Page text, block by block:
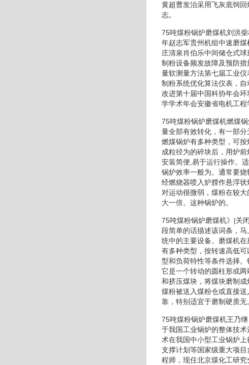
黄超曹发治采用飞灰底饲
志。
75吨煤粉锅炉磨煤机刘洪
年赵志军贵州机组中速磨
庄清泉肖伯乐中间储仓式
制粉设备频发故障及预防
量软测量方法第七届工业
制粉系统优化算法仪表，
改进第十届中国科协年会
学学术年会安徽省电机工程
75吨煤粉锅炉磨煤机燃煤
量全部有效转化，有一部
燃煤锅炉有多种类型，可
成粒径为的碎块后，用炉
安装简便,易于运行操作。
锅炉效率一般为。通常要
经燃烧器喷入炉膛作悬浮
对运动很微弱，煤粉在较
大一倍。这种锅炉的。
75吨煤粉锅炉磨煤机》|关
段简单的话描述该词条，
统中的主要设备。磨煤机
有多种类型，按转速高低
型和负荷特性等条件选择
它是一个转动的圆柱形或
和挤压煤块，将煤块磨制
煤粉被送入煤粉仓或直接
靠，特别适宜于磨制硬质无
75吨煤粉锅炉磨煤机王乃
于我国工业锅炉的整体技
术在我国中小型工业锅炉
支撑计划等国家级重大项
程师，现任北京煤化工研